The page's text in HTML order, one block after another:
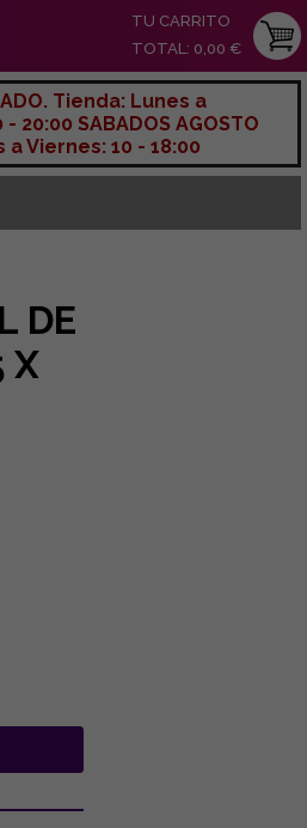
TU CARRITO
TOTAL: 0,00 €
Tienda: Lunes a
20:00 SABADOS AGOSTO
a Viernes: 10 - 18:00
DE
X